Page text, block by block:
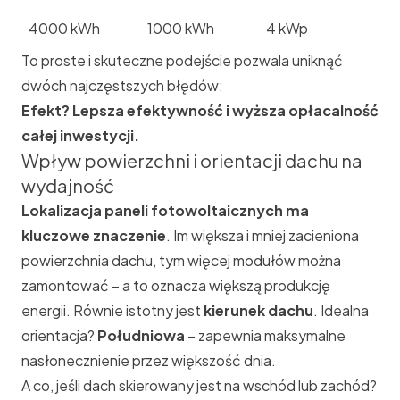
4000 kWh 1000 kWh
4 kWp
To proste i skuteczne podejście pozwala uniknąć
dwóch najczęstszych błędów:
Efekt? Lepsza efektywność i wyższa opłacalność
całej inwestycji.
Wpływ powierzchni i orientacji dachu na
wydajność
Lokalizacja paneli fotowoltaicznych ma
kluczowe znaczenie. Im większa i mniej zacieniona
powierzchnia dachu, tym więcej modułów można
zamontować – a to oznacza większą produkcję
energii. Równie istotny jest kierunek dachu. Idealna
orientacja? Południowa – zapewnia maksymalne
nasłonecznienie przez większość dnia.
A co, jeśli dach skierowany jest na wschód lub zachód?